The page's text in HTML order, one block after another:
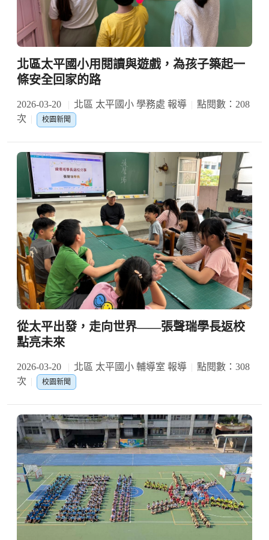
北區太平國小用閱讀與遊戲，為孩子築起一
條安全回家的路
2026-03-20 北區 太平國小 學務處 報導
點閱數：208
次
校園新聞
從太平出發，走向世界——張聲瑞學長返校
點亮未來
2026-03-20 北區 太平國小 輔導室 報導
點閱數：308
次
校園新聞